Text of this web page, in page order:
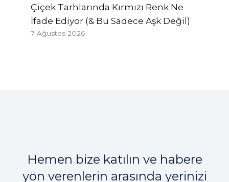
Çiçek Tarhlarında Kırmızı Renk Ne
İfade Ediyor (& Bu Sadece Aşk Değil)
7 Ağustos 2026
Hemen bize katılın ve habere
yön verenlerin arasında yerinizi